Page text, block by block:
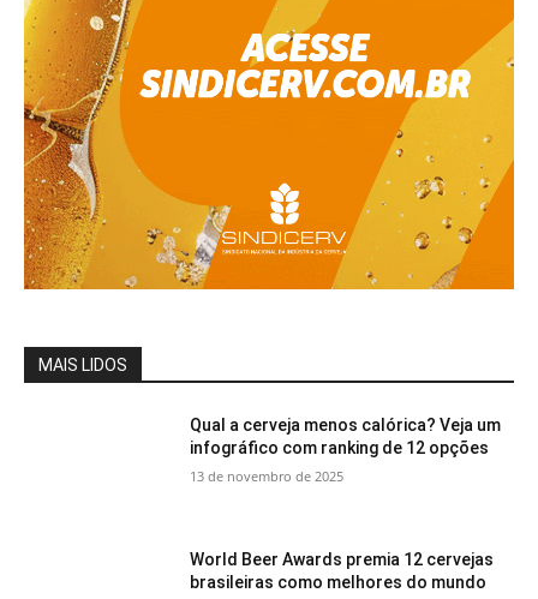
MAIS LIDOS
Qual a cerveja menos calórica? Veja um
infográfico com ranking de 12 opções
13 de novembro de 2025
World Beer Awards premia 12 cervejas
brasileiras como melhores do mundo